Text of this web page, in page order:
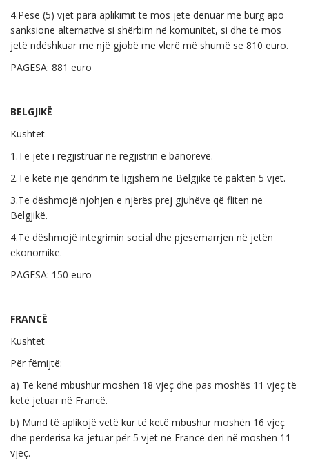
4.Pesë (5) vjet para aplikimit të mos jetë dënuar me burg apo
sanksione alternative si shërbim në komunitet, si dhe të mos
jetë ndëshkuar me një gjobë me vlerë më shumë se 810 euro.
PAGESA: 881 euro
BELGJIKË
Kushtet
1.Të jetë i regjistruar në regjistrin e banorëve.
2.Të ketë një qëndrim të ligjshëm në Belgjikë të paktën 5 vjet.
3.Të dëshmojë njohjen e njërës prej gjuhëve që fliten në
Belgjikë.
4.Të dëshmojë integrimin social dhe pjesëmarrjen në jetën
ekonomike.
PAGESA: 150 euro
FRANCË
Kushtet
Për fëmijtë:
a) Të kenë mbushur moshën 18 vjeç dhe pas moshës 11 vjeç të
ketë jetuar në Francë.
b) Mund të aplikojë vetë kur të ketë mbushur moshën 16 vjeç
dhe përderisa ka jetuar për 5 vjet në Francë deri në moshën 11
vjeç.